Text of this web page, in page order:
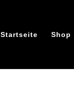
Startseite Shop